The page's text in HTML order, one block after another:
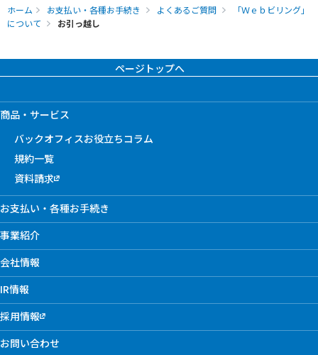
ホーム お支払い・各種お手続き よくあるご質問
「Ｗｅｂビリング」
について
お引っ越し
ページトップへ
商品・サービス
バックオフィスお役立ちコラム
規約一覧
資料請求
お支払い・各種お手続き
事業紹介
会社情報
IR情報
採用情報
お問い合わせ